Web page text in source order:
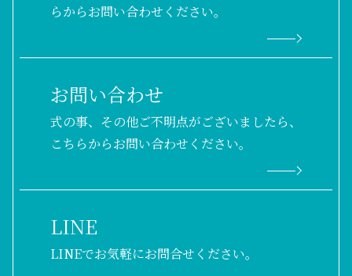
らからお問い合わせください。
お問い合わせ
式の事、その他ご不明点がございましたら、
こちらからお問い合わせください。
LINE
LINEでお気軽にお問合せください。